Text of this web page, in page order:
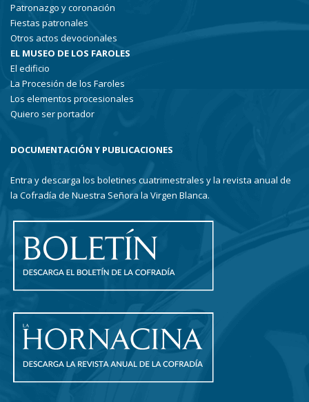
Patronazgo y coronación
Fiestas patronales
Otros actos devocionales
EL MUSEO DE LOS FAROLES
El edificio
La Procesión de los Faroles
Los elementos procesionales
Quiero ser portador
DOCUMENTACIÓN Y PUBLICACIONES
Entra y descarga los boletines cuatrimestrales y la revista anual de
la Cofradía de Nuestra Señora la Virgen Blanca.